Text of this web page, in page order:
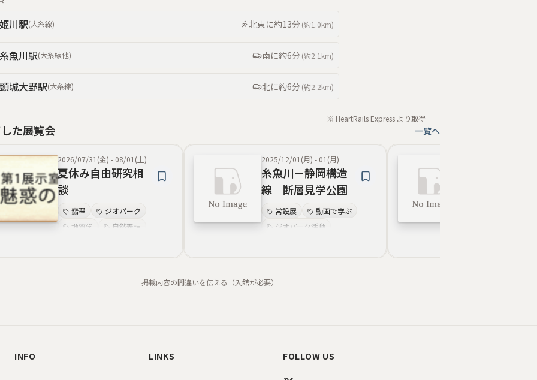
姫川駅(大糸線) 北東に約13分(約1.0km)
糸魚川駅(大糸線他) 南に約6分(約2.1km)
頸城大野駅(大糸線) 北に約6分(約2.2km)
※ HeartRails Express より取得
た展覧会 一覧へ
2026/07/31(金) - 08/01(土)
夏休み自由研究相
談
翡翠
ジオパーク
地質学
自然表現
2025/12/01(月) - 01(月)
糸魚川－静岡構造
線 断層見学公園
常設展
動画で学ぶ
ジオパーク活動
トピック展示
掲載内容の間違いを伝える（入館が必要）
INFO LINKS FOLLOW US